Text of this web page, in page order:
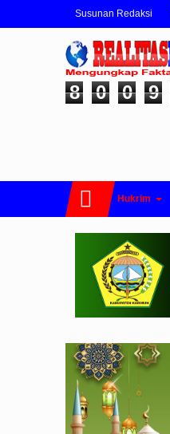
Susunan Redaksi
8 0 0 9
Hukrim